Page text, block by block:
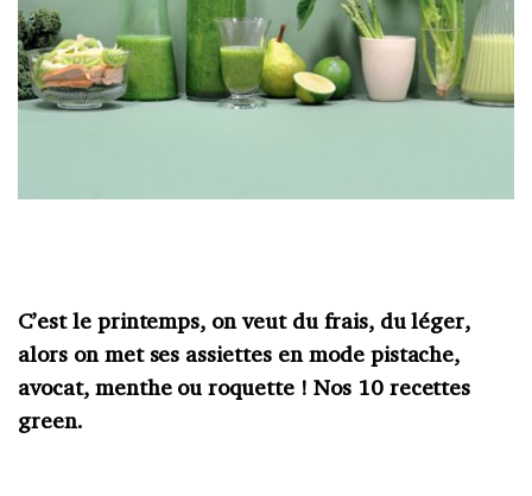
C’est le printemps, on veut du frais, du léger,
alors on met ses assiettes en mode pistache,
avocat, menthe ou roquette ! Nos 10 recettes
green.